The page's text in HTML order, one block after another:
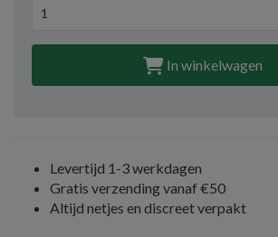
In winkelwagen
Levertijd 1-3 werkdagen
Gratis verzending vanaf €50
Altijd netjes en discreet verpakt